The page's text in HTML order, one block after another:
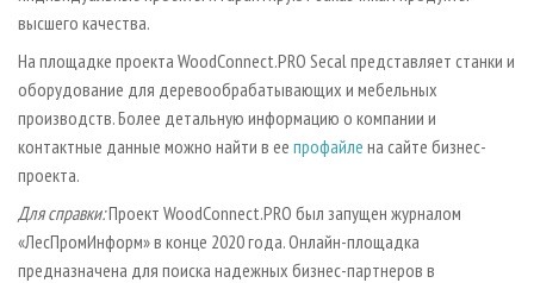
высшего качества.
На площадке проекта WoodConnect.PRO Secal представляет станки и
оборудование для деревообрабатывающих и мебельных
производств. Более детальную информацию о компании и
контактные данные можно найти в ее профайле на сайте бизнес-
проекта.
Для справки:Проект WoodConnect.PRO был запущен журналом
«ЛесПромИнформ» в конце 2020 года. Онлайн-площадка
предназначена для поиска надежных бизнес-партнеров в